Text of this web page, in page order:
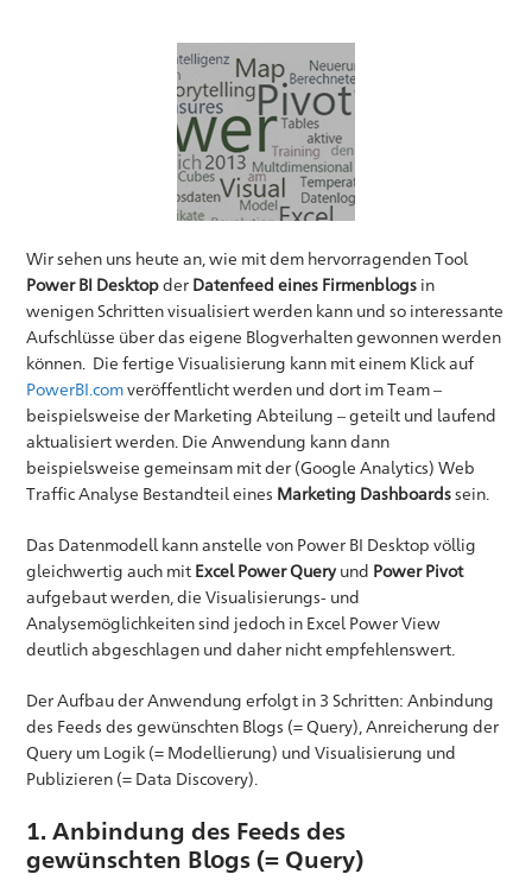
Wir sehen uns heute an, wie mit dem hervorragenden Tool
Power BI Desktopder Datenfeed eines Firmenblogs in
wenigen Schritten visualisiert werden kann und so interessante
Aufschlüsse über das eigene Blogverhalten gewonnen werden
können. Die fertige Visualisierung kann mit einem Klick auf
PowerBI.comveröffentlicht werden und dort im Team –
beispielsweise der Marketing Abteilung – geteilt und laufend
aktualisiert werden. Die Anwendung kann dann
beispielsweise gemeinsam mit der (Google Analytics) Web
Traffic Analyse Bestandteil eines Marketing Dashboardssein.
Das Datenmodell kann anstelle von Power BI Desktop völlig
gleichwertig auch mit Excel Power Queryund Power Pivot
aufgebaut werden, die Visualisierungs- und
Analysemöglichkeiten sind jedoch in Excel Power View
deutlich abgeschlagen und daher nicht empfehlenswert.
Der Aufbau der Anwendung erfolgt in 3 Schritten: Anbindung
des Feeds des gewünschten Blogs (= Query), Anreicherung der
Query um Logik (= Modellierung) und Visualisierung und
Publizieren (= Data Discovery).
1. Anbindung des Feeds des
gewünschten Blogs (= Query)